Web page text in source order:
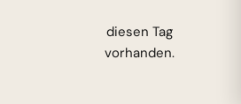
diesen Tag
vorhanden.